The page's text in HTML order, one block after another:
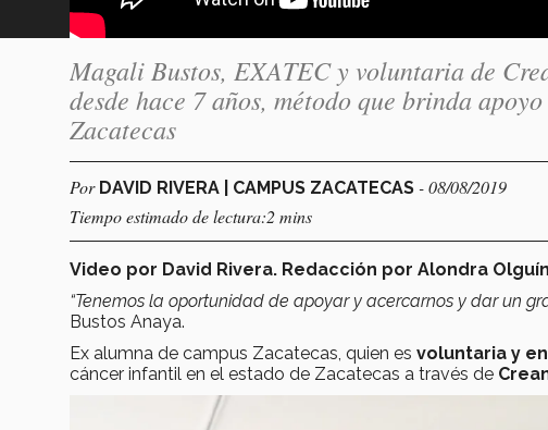
Magali Bustos, EXATEC y voluntaria de
desde hace 7 años, método que brinda
Zacatecas
Por DAVID RIVERA | CAMPUS ZACATECAS - 08/08/2019
Tiempo estimado de lectura:2 mins
Video por David Rivera. Redacción por Alondra
“Tenemos la oportunidad de apoyar y acercarnos y dar un
Bustos Anaya.
Ex alumna de campus Zacatecas, quien es voluntaria y
cáncer infantil en el estado de Zacatecas a través de